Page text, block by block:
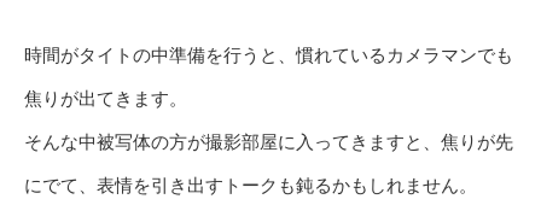
時間がタイトの中準備を行うと、慣れているカメラマンでも
焦りが出てきます。
そんな中被写体の方が撮影部屋に入ってきますと、焦りが先
にでて、表情を引き出すトークも鈍るかもしれません。